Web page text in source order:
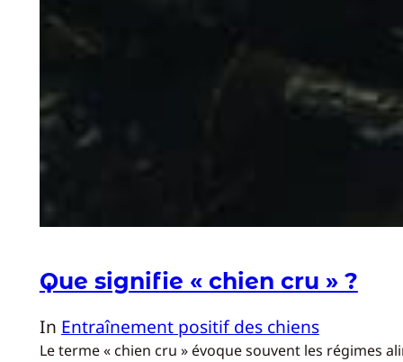
Que signifie « chien cru » ?
In Entraînement positif des chiens
Le terme « chien cru » évoque souvent les régimes